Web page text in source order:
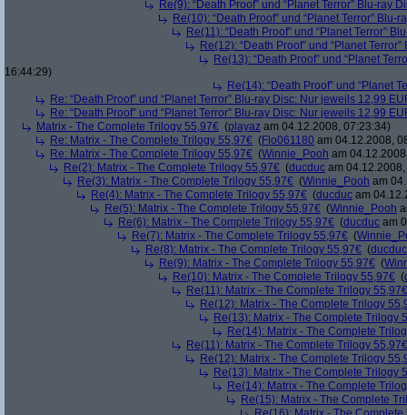
Re(9): “Death Proof” und “Planet Terror” Blu-ray
Re(10): “Death Proof” und “Planet Terror”
Re(11): “Death Proof” und “Planet Terror”
Re(12): “Death Proof” und “Planet
Re(13): “Death Proof” und “Planet
16:44:29)
Re(14): “Death Proof” und “Planet
Re: “Death Proof” und “Planet Terror” Blu-ray Disc: Nur jeweils 12,99
Re: “Death Proof” und “Planet Terror” Blu-ray Disc: Nur jeweils 12,99
Matrix - The Complete Trilogy 55,97€ (playaz am 04.12.2008, 07:23:34)
Re: Matrix - The Complete Trilogy 55,97€ (Flo061180 am 04.12.2008,
Re: Matrix - The Complete Trilogy 55,97€ (Winnie_Pooh am
Re(2): Matrix - The Complete Trilogy 55,97€ (ducduc am
Re(3): Matrix - The Complete Trilogy 55,97€ (Winnie_Pooh am
Re(4): Matrix - The Complete Trilogy 55,97€ (ducduc am
Re(5): Matrix - The Complete Trilogy 55,97€ (Winnie_Pooh
Re(6): Matrix - The Complete Trilogy 55,97€ (ducduc am
Re(7): Matrix - The Complete Trilogy 55,97€ (
Re(8): Matrix - The Complete Trilogy 55,97€ (ducduc
Re(9): Matrix - The Complete Trilogy 55,97€ (
Re(10): Matrix - The Complete Trilogy 55,97€ (
Re(11): Matrix - The Complete Trilogy 55,97€
Re(12): Matrix - The Complete Trilogy
Re(13): Matrix - The Complete Trilogy
Re(14): Matrix - The Complete
Re(11): Matrix - The Complete Trilogy 55,97€
Re(12): Matrix - The Complete Trilogy
Re(13): Matrix - The Complete Trilogy
Re(14): Matrix - The Complete
Re(15): Matrix - The Complete